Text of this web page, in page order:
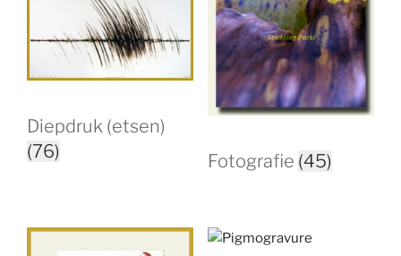
Diepdruk (etsen)
(76)
Fotografie (45)